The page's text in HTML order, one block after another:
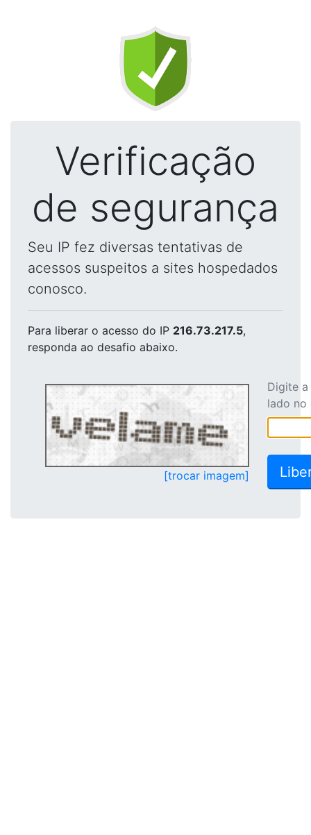
Verificação
de segurança
Seu IP fez diversas tentativas de
acessos suspeitos a sites hospedados
conosco.
Para liberar o acesso do IP 216.73.217.5,
responda ao desafio abaixo.
[trocar imagem]
Digite
lado no